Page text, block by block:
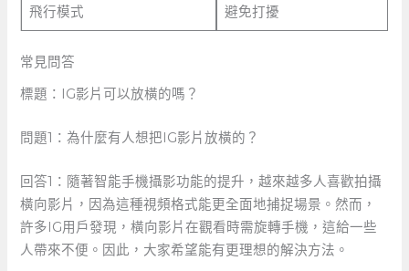
飛行模式 避免打擾
常見問答
標題：IG影片可以放橫的嗎？
問題1：為什麼有人想把IG影片放橫的？
回答1：隨著智能手機攝影功能的提升，越來越多人喜歡拍攝
橫向影片，因為這種視頻格式能更全面地捕捉場景。然而，
許多IG用戶發現，橫向影片在觀看時需旋轉手機，這給一些
人帶來不便。因此，大家希望能有更理想的解決方法。